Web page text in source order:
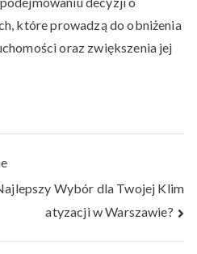
które prowadzą do obniżenia
oraz zwiększenia jej
Wybór dla Twojej Klim
atyzacji w Warszawie?